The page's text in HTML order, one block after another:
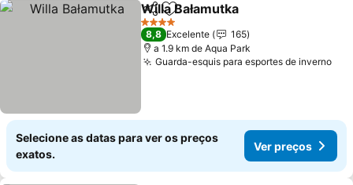
PartilharAdicionar aos favoritos
Willa Bałamutka
4 Estrelas
8,8 Excelente
165
a 1.9 km de Aqua Park
Guarda-esquis para esportes de inverno
Selecione as datas para ver os preços
exatos.
Ver preços